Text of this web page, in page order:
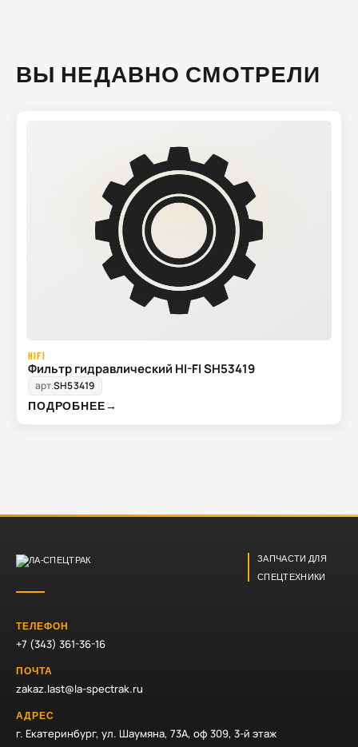
ВЫ НЕДАВНО СМОТРЕЛИ
HIFI
Фильтр гидравлический HI-FI SH53419
арт.SH53419
ПОДРОБНЕЕ→
ЗАПЧАСТИ ДЛЯ
СПЕЦТЕХНИКИ
ТЕЛЕФОН
+7 (343) 361-36-16
ПОЧТА
zakaz.last@la-spectrak.ru
АДРЕС
г. Екатеринбург, ул. Шаумяна, 73А, оф 309, 3-й этаж